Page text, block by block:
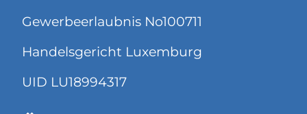
Gewerbeerlaubnis No100711
Handelsgericht Luxemburg
UID LU18994317